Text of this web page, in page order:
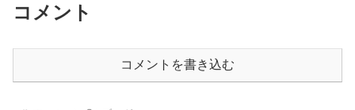
コメント
コメントを書き込む